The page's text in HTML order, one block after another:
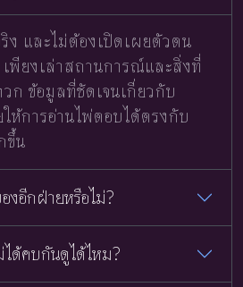
ริง และไม่ต้องเปิดเผยตัวตน
พียงเล่าสถานการณ์และสิ่งที่
ก ข้อมูลที่ชัดเจนเกี่ยวกับ
ห้การอ่านไพ่ตอบได้ตรงกับ
ขึ้น
งอีกฝ่ายหรือไม่?
ด้คบกันดูได้ไหม?